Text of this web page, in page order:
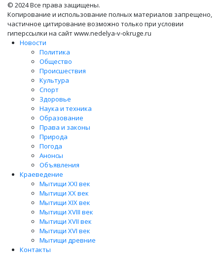
© 2024 Все права защищены.
Копирование и использование полных материалов запрещено,
частичное цитирование возможно только при условии
гиперссылки на сайт www.nedelya-v-okruge.ru
Новости
Политика
Общество
Происшествия
Культура
Спорт
Здоровье
Наука и техника
Образование
Права и законы
Природа
Погода
Анонсы
Объявления
Краеведение
Мытищи XXI век
Мытищи XX век
Мытищи XIX век
Мытищи XVIII век
Мытищи XVII век
Мытищи XVI век
Мытищи древние
Контакты